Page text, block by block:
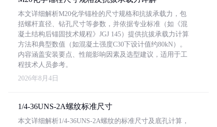
本文详细解析M20化学锚栓的尺寸规格和抗拔承载力，包
括螺杆直径、钻孔尺寸等参数，并依据专业标准（如《混
凝土结构后锚固技术规程》JGJ 145）提供抗拔承载力计算
方法和典型数值（如混凝土强度C30下设计值约80kN）。
内容涵盖安装要点、性能影响因素及选型建议，适用于工
程技术人员参考。
2026年8月4日
1/4-36UNS-2A螺纹标准尺寸
本文详细解析1/4-36UNS-2A螺纹的标准尺寸及底孔计算，